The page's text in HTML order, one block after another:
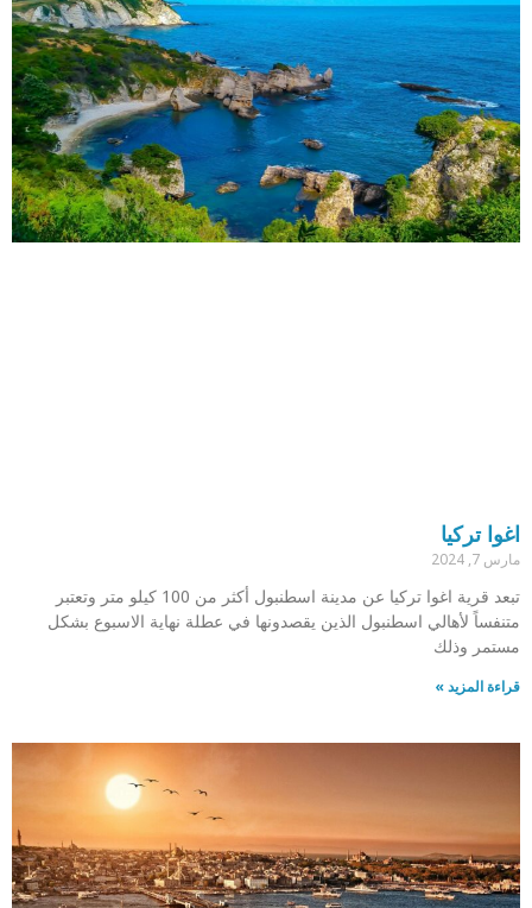
اغوا تركيا
مارس 7, 2024
تبعد قرية اغوا تركيا عن مدينة اسطنبول أكثر من 100 كيلو متر وتعتبر
متنفساً لأهالي اسطنبول الذين يقصدونها في عطلة نهاية الاسبوع بشكل
مستمر وذلك
قراءة المزيد »